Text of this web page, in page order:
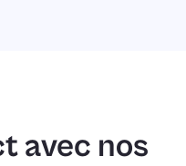
avec nos